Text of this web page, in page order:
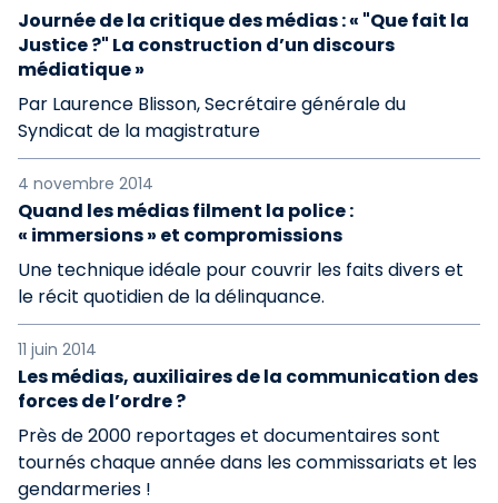
Journée de la critique des médias : « "Que fait la
Justice ?" La construction d’un discours
médiatique »
Par Laurence Blisson, Secrétaire générale du
Syndicat de la magistrature
4 novembre 2014
Quand les médias filment la police :
« immersions » et compromissions
Une technique idéale pour couvrir les faits divers et
le récit quotidien de la délinquance.
11 juin 2014
Les médias, auxiliaires de la communication des
forces de l’ordre ?
Près de 2000 reportages et documentaires sont
tournés chaque année dans les commissariats et les
gendarmeries !